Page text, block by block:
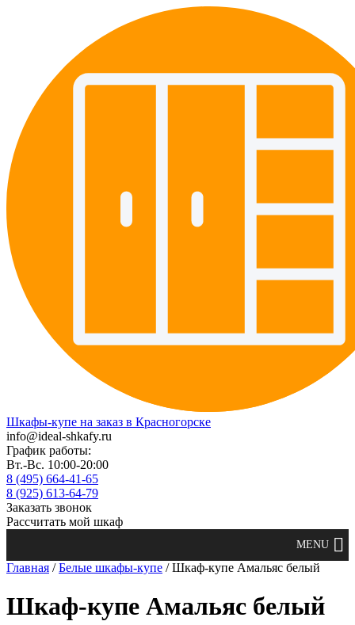
Шкафы-купе на заказ в Красногорске
info@ideal-shkafy.ru
График работы:
Вт.-Вс. 10:00-20:00
8 (495) 664-41-65
8 (925) 613-64-79
Заказать звонок
Рассчитать мой шкаф
Главная /Белые шкафы-купе / Шкаф-купе Амальяс белый
Шкаф-купе Амальяс белый